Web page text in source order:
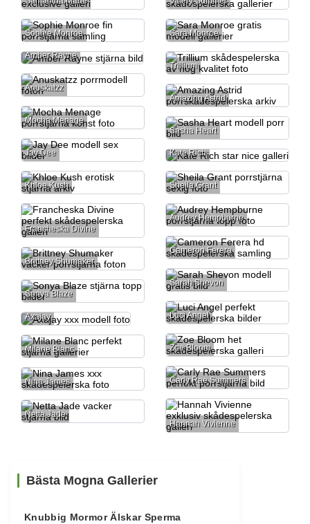
Sophie Monroe Sara Monroe
Amber Rayne
Trillium
Anuskatzz
Amazing Astrid
Mocha Menage
Sasha Heart
Jay Dee Kate Rich
Khloe Kush Sheila Grant
Francheska Divine
Audrey Hempburne
Cameron Ferera
Brittney Shumaker
Sarah Shevon
Sonya Blaze
Luci Angel
Axajay
Zoe Bloom
Milane Blanc
Carly Rae Summers
Nina James
Hannah Vivienne
Netta Jade
Bästa Mogna Gallerier
Knubbig Mormor Älskar Sperma